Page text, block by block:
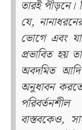
তারই পীড়নে।
যে,
ভোগে এবং
প্রভাবিত হয়
অবদমিত আদি
অনুধাবন
বাস্তবকেও,